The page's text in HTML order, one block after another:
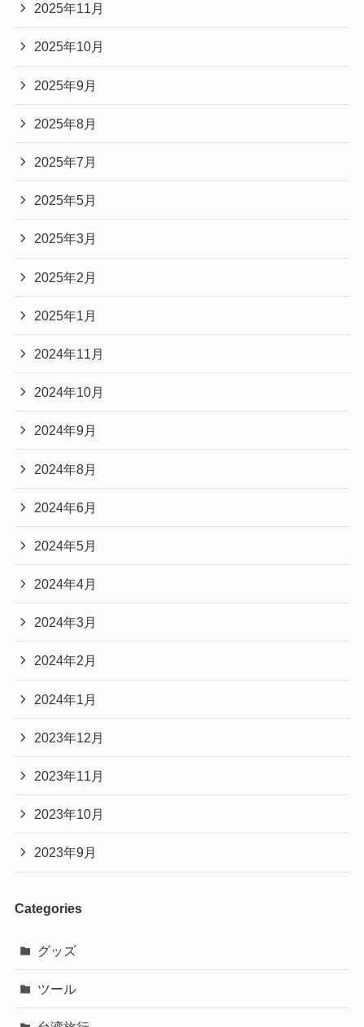
2025年11月
2025年10月
2025年9月
2025年8月
2025年7月
2025年5月
2025年3月
2025年2月
2025年1月
2024年11月
2024年10月
2024年9月
2024年8月
2024年6月
2024年5月
2024年4月
2024年3月
2024年2月
2024年1月
2023年12月
2023年11月
2023年10月
2023年9月
Categories
グッズ
ツール